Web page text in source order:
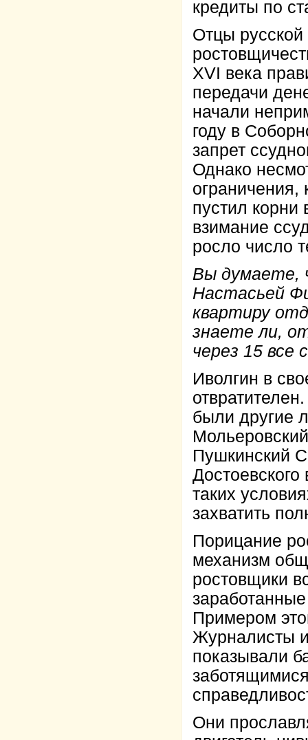
кредиты по
Отцы русской
XVI века
передачи
начали
году в
запрет
Однако
ограничения,
пустил
взимание
росло число
Вы думаете,
Настасьей
квартиру
знаете ли,
через 15 все
Иволгин в
были другие
Пушкинский
таких
захватить
Порицание
механизм
ростовщики
Примером
Журналисты
показывали
Они